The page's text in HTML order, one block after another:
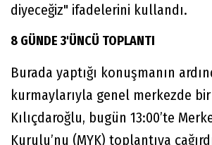
diyeceğiz" ifadelerini kullandı.
8 GÜNDE 3'ÜNCÜ TOPLANTI
Burada yaptığı konuşmanın
kurmaylarıyla genel merkezde
Kılıçdaroğlu, bugün 13:00’te
Kurulu’nu (MYK) toplantıya